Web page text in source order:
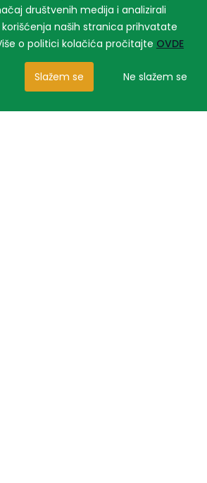
društvenih medija i analizirali
naših stranica prihvatate
o politici kolačića pročitajte OVDE
Slažem se Ne slažem se